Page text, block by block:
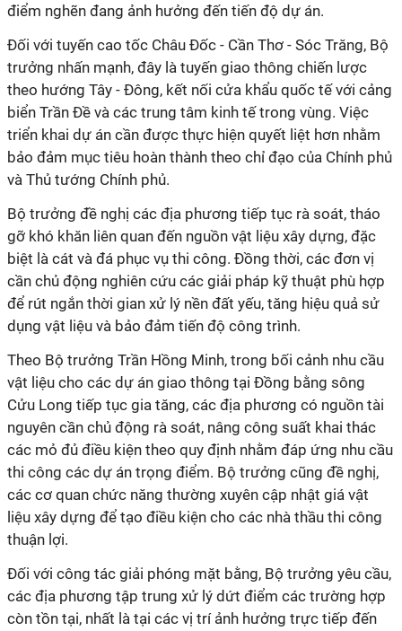
điểm nghẽn đang ảnh hưởng đến tiến độ dự án.
Đối với tuyến cao tốc Châu Đốc - Cần Thơ - Sóc Trăng, Bộ
trưởng nhấn mạnh, đây là tuyến giao thông chiến lược
theo hướng Tây - Đông, kết nối cửa khẩu quốc tế với cảng
biển Trần Đề và các trung tâm kinh tế trong vùng. Việc
triển khai dự án cần được thực hiện quyết liệt hơn nhằm
bảo đảm mục tiêu hoàn thành theo chỉ đạo của Chính phủ
và Thủ tướng Chính phủ.
Bộ trưởng đề nghị các địa phương tiếp tục rà soát, tháo
gỡ khó khăn liên quan đến nguồn vật liệu xây dựng, đặc
biệt là cát và đá phục vụ thi công. Đồng thời, các đơn vị
cần chủ động nghiên cứu các giải pháp kỹ thuật phù hợp
để rút ngắn thời gian xử lý nền đất yếu, tăng hiệu quả sử
dụng vật liệu và bảo đảm tiến độ công trình.
Theo Bộ trưởng Trần Hồng Minh, trong bối cảnh nhu cầu
vật liệu cho các dự án giao thông tại Đồng bằng sông
Cửu Long tiếp tục gia tăng, các địa phương có nguồn tài
nguyên cần chủ động rà soát, nâng công suất khai thác
các mỏ đủ điều kiện theo quy định nhằm đáp ứng nhu cầu
thi công các dự án trọng điểm. Bộ trưởng cũng đề nghị,
các cơ quan chức năng thường xuyên cập nhật giá vật
liệu xây dựng để tạo điều kiện cho các nhà thầu thi công
thuận lợi.
Đối với công tác giải phóng mặt bằng, Bộ trưởng yêu cầu,
các địa phương tập trung xử lý dứt điểm các trường hợp
còn tồn tại, nhất là tại các vị trí ảnh hưởng trực tiếp đến